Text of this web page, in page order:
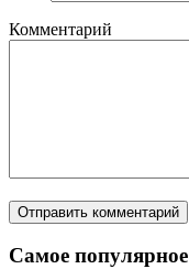
Комментарий
Самое популярное